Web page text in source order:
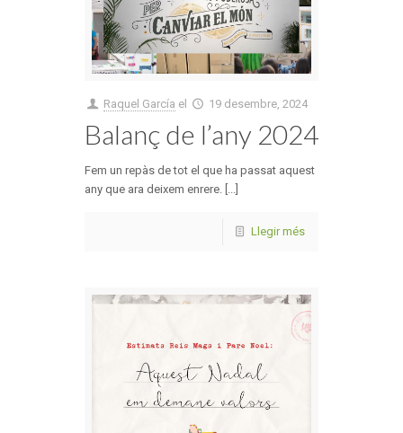
Raquel García el 19 desembre, 2024
Balanç de l’any 2024
Fem un repàs de tot el que ha passat aquest
any que ara deixem enrere. [...]
Llegir més